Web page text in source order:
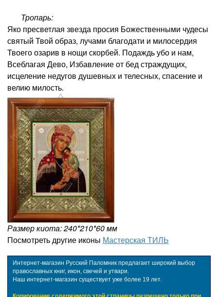
Тропарь:
Яко пресветлая звезда просия Божественными чудесы
святый Твой образ, лучами благодати и милосердия
Твоего озарив в нощи скорбей. Подаждь убо и нам,
Всеблагая Дево, Избавление от бед страждущих,
исцеление недугов душевных и телесных, спасение и
велию милость.
Размер киота: 240*210*60 мм
Посмотреть другие иконы Мастерская ТИЛЬ
Интернет-магазин Русский Паломник предлагает широкий выбор
православных книг, икон, свечей и утвари.
Наш интернет-магазин существует уже более 19 лет.